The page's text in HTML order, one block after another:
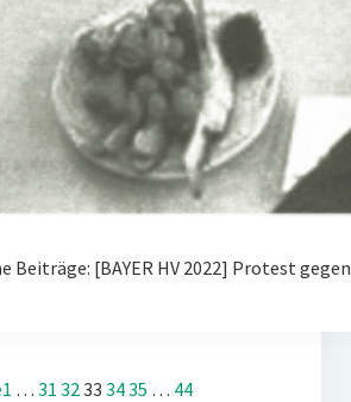
Beiträge: [BAYER HV 2022] Protest
1 … 31 3233 3435 … 44